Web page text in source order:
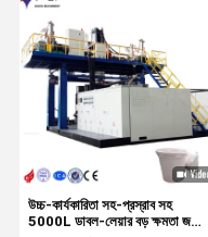
বাড়ি পণ্য
উচ্চ-কার্যকারিতা সহ-প্রস্রাব সহ
5000L ডাবল-লেয়ার বড় ক্ষমতা জল